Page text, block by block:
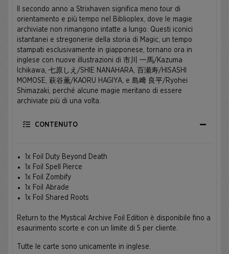
Il secondo anno a Strixhaven significa meno tour di
orientamento e più tempo nel Biblioplex, dove le magie
archiviate non rimangono intatte a lungo. Questi iconici
istantanei e stregonerie della storia di Magic, un tempo
stampati esclusivamente in giapponese, tornano ora in
inglese con nuove illustrazioni di 市川 一馬/Kazuma
Ichikawa, 七原しえ/SHIE NANAHARA, 百瀬寿/HISASHI
MOMOSE, 萩谷薫/KAORU HAGIYA, e 島﨑 良平/Ryohei
Shimazaki, perché alcune magie meritano di essere
archiviate più di una volta.
CONTENUTO
1x Foil Duty Beyond Death
1x Foil Spell Pierce
1x Foil Zombify
1x Foil Abrade
1x Foil Shared Roots
Return to the Mystical Archive Foil Edition è disponibile fino a
esaurimento scorte e con un limite di 5 per cliente.
Tutte le carte sono unicamente in inglese.